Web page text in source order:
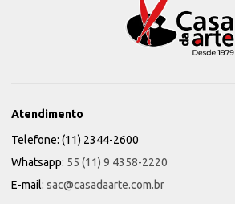
Atendimento
Telefone: (11) 2344-2600
Whatsapp: 55 (11) 9 4358-2220
E-mail: sac@casadaarte.com.br